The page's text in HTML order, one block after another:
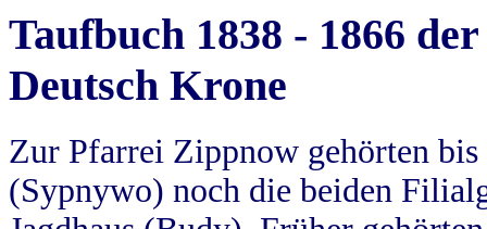
Taufbuch 1838 - 1866
Deutsch Krone
Zur Pfarrei Zippnow gehörten
(Sypnywo) noch die beiden